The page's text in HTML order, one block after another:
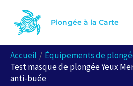
contenu
Plongée à la Carte
Accueil
Équipements de
Test masque de plongée Yeux
anti-buée
e
h
e